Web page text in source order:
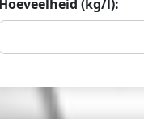
Hoeveelheid (kg/l):